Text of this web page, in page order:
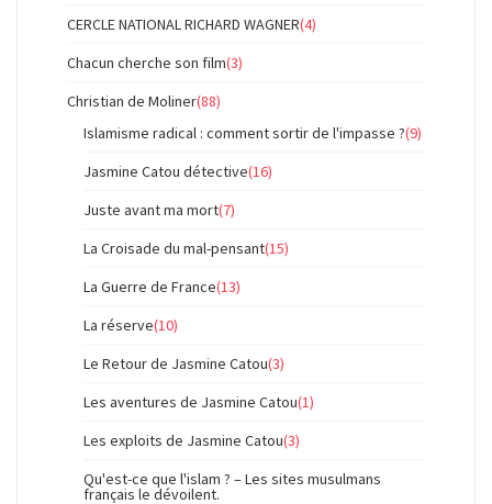
CERCLE NATIONAL RICHARD WAGNER(4)
Chacun cherche son film(3)
Christian de Moliner(88)
Islamisme radical : comment sortir de l'impasse ?(9)
Jasmine Catou détective(16)
Juste avant ma mort(7)
La Croisade du mal-pensant(15)
La Guerre de France(13)
La réserve(10)
Le Retour de Jasmine Catou(3)
Les aventures de Jasmine Catou(1)
Les exploits de Jasmine Catou(3)
Qu'est-ce que l'islam ? – Les sites musulmans
français le dévoilent.